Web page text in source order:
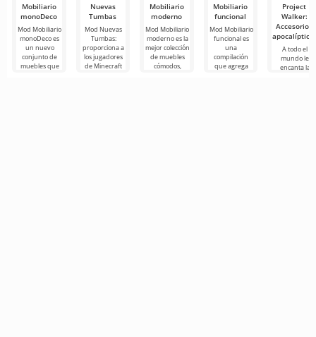
Mobiliario
monoDeco
Mod Mobiliario
monoDeco es
un nuevo
conjunto de
muebles que
Nuevas
Tumbas
Mod Nuevas
Tumbas:
proporciona a
los jugadores
de Minecraft
Mobiliario
moderno
Mod Mobiliario
moderno es la
mejor colección
de muebles
cómodos,
Mobiliario
funcional
Mod Mobiliario
funcional es
una
compilación
que agrega
Project
Walker:
Accesorios
A todo el
mundo le
encanta la